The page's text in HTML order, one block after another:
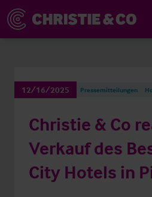
12/16/2025 Pressemitteilungen
Christie & Co
Verkauf des
City Hotels in